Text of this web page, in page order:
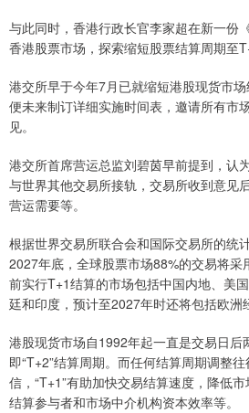
与此同时，香港行政长官李家超在新一份
香港股票市场，探索缩短股票结算周期至
港交所早于今年7月已就缩短港股现货市
便未来制订详细实施时间表，邀请所有市
见。
港交所首席营运总监刘碧茵早前提到，认
与世界其他交易所接轨，交易所收到意见
营运需要等。
根据世界交易所联合会和国际交易所的统
2027年底，全球股票市场88%的交易将采
前实行T+1结算的市场包括中国内地、美
廷和印度，预计至2027年时还将包括欧洲
港股现货市场自1992年起一直是交易日后
即“T+2”结算周期。而任何结算周期调整
信，“T+1”有助加快交易结算速度，降低
结算参与者和市场中介机构资本效率等。